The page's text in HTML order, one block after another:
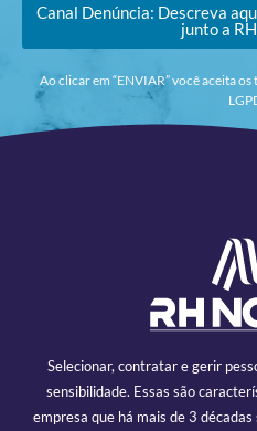
Canal Denúncia: Descreva
junto a
Ao clicar em “ENVIAR” você aceita
Selecionar, contratar e gerir
sensibilidade. Essas são
empresa que há mais de 3